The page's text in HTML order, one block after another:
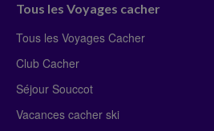
Tous les Voyages cacher
Tous les Voyages Cacher
Club Cacher
Séjour Souccot
Vacances cacher ski